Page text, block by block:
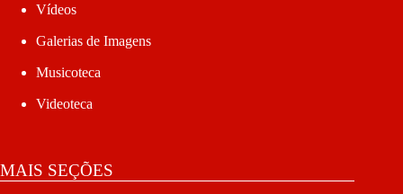
Vídeos
Galerias de Imagens
Musicoteca
Videoteca
MAIS SEÇÕES